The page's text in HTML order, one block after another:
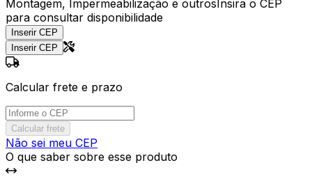
Montagem, Impermeabilização e outros Insira o CEP
para consultar disponibilidade
Inserir CEP
Inserir CEP
Calcular frete e prazo
Calcular frete
Não sei meu CEP
O que saber sobre esse produto